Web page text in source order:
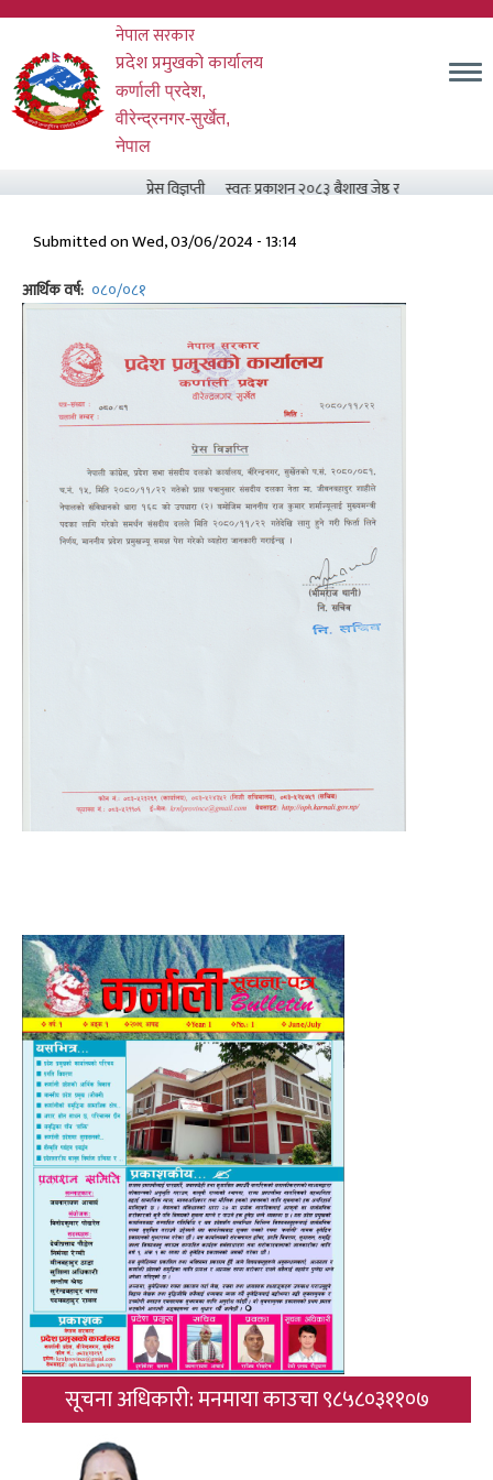
Skip
main
content
नेपाल सरकार
प्रदेश प्रमुखको कार्यालय
कर्णाली प्रदेश,
वीरेन्द्रनगर-सुर्खेत,
नेपाल
प्रेस विज्ञप्ती स्वतः प्रकाशन २०८३ बैशाख जेष्ठ र असार मसान्त सम्म
Submitted onWed, 03/06/2024 - 13:14
आर्थिक वर्ष ०८०/०८१
सूचना अधिकारी: मनमाया काउचा ९८५८०३११०७